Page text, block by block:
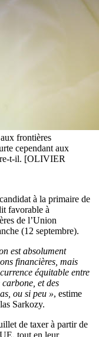
frontières
cependant aux
t-il. [OLIVIER
à la primaire de
favorable à
de l’Union
(12 septembre).
est absolument
financières, mais
équitable entre
et des
ou si peu », estime
Sarkozy.
de taxer à partir de